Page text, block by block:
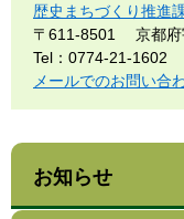
歴史まちづくり推進
〒611-8501
京都
Tel：0774-21-1602
メールでのお問い合
お知らせ